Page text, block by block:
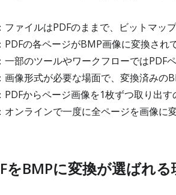
ファイルはPDFのままで、ビットマッ
PDFの各ページがBMP画像に変換され
一部のツールやワークフローではPDF
画像形式が必要な場面で、変換済みの
PDFからページ画像を1枚ずつ取り出す
オンラインで一度に全ページを画像に
をBMPに変換が選ばれる